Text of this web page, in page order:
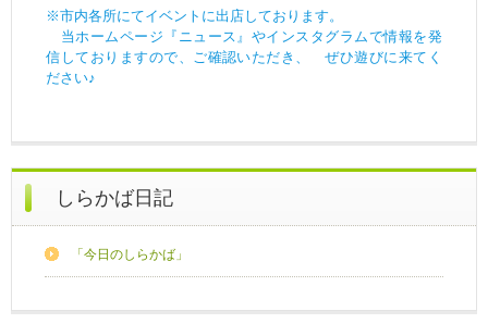
※市内各所にてイベントに出店しております。
当ホームページ『ニュース』やインスタグラムで情報を発
信しておりますので、ご確認いただき、 ぜひ遊びに来てく
ださい♪
しらかば日記
「今日のしらかば」